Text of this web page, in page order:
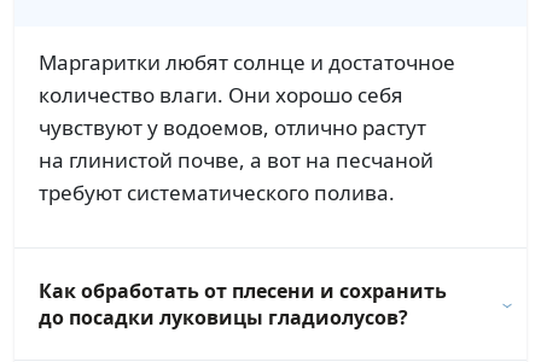
Маргаритки любят солнце и достаточное
количество влаги. Они хорошо себя
чувствуют у водоемов, отлично растут
на глинистой почве, а вот на песчаной
требуют систематического полива.
Как обработать от плесени и сохранить
до посадки луковицы гладиолусов?